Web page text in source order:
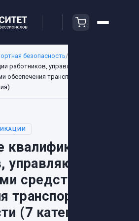
безопасность/
работников, управляющих
обеспечения транспортной
управляющих
средствами
транспортной
(7 категория)